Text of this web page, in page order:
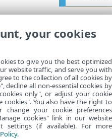
摘要
檢視您提供
在您的家用群
作為建
your cookies
to give you the best optimized
website traffic, and serve you with
to the collection of all cookies by
decline all non-essential cookies by
only", or adjust your cookie
cookies". You also have the right to
your cookie preferences
cookies" link in our website
(if available). For more
.